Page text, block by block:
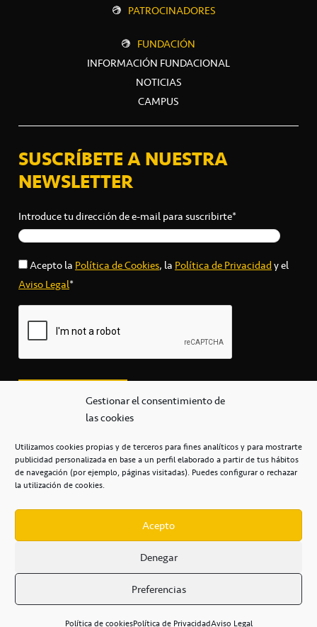
Gestionar el consentimiento de
las cookies
Utilizamos cookies propias y de terceros para fines analíticos y para mostrarte
publicidad personalizada en base a un perfil elaborado a partir de tus hábitos
de navegación (por ejemplo, páginas visitadas). Puedes configurar o rechazar
la utilización de cookies.
Acepto
Denegar
Preferencias
Política de cookiesPolítica de PrivacidadAviso Legal
PATROCINADORES
FUNDACIÓN
INFORMACIÓN FUNDACIONAL
NOTICIAS
CAMPUS
SUSCRÍBETE A NUESTRA
NEWSLETTER
Introduce tu dirección de e-mail para suscribirte*
Acepto laPolítica de Cookies, laPolítica de Privacidady el
Aviso Legal*
secretaria@cbcanarias.es
+34 922 253 684
Casa del Deporte / 38108 – La Laguna
POLÍTICA DE PRIVACIDAD / POLÍTICA DE COOKIES /
AVISO LEGAL / CONDICIONES